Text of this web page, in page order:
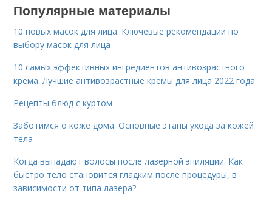
Популярные материалы
10 новых масок для лица. Ключевые рекомендации по
выбору масок для лица
10 самых эффективных ингредиентов антивозрастного
крема. Лучшие антивозрастные кремы для лица 2022 года
Рецепты блюд с куртом
Заботимся о коже дома. Основные этапы ухода за кожей
тела
Когда выпадают волосы после лазерной эпиляции. Как
быстро тело становится гладким после процедуры, в
зависимости от типа лазера?